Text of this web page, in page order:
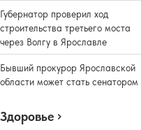
Губернатор проверил ход
строительства третьего моста
через Волгу в Ярославле
Бывший прокурор Ярославской
области может стать сенатором
Здоровье